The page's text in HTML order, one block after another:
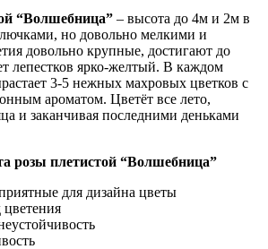
“Волшебница” – высота до 4м и 2м в
но довольно мелкими и
довольно крупные, достигают до
лепестков ярко-желтый. В каждом
3-5 нежных махровых цветков с
ароматом. Цветёт все лето,
и заканчивая последними деньками
розы плетистой “Волшебница”
для дизайна цветы
цветения